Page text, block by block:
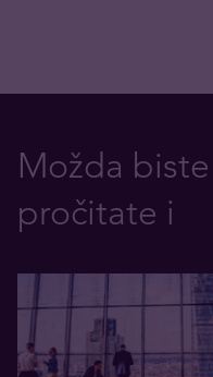
Možda
pročitate i